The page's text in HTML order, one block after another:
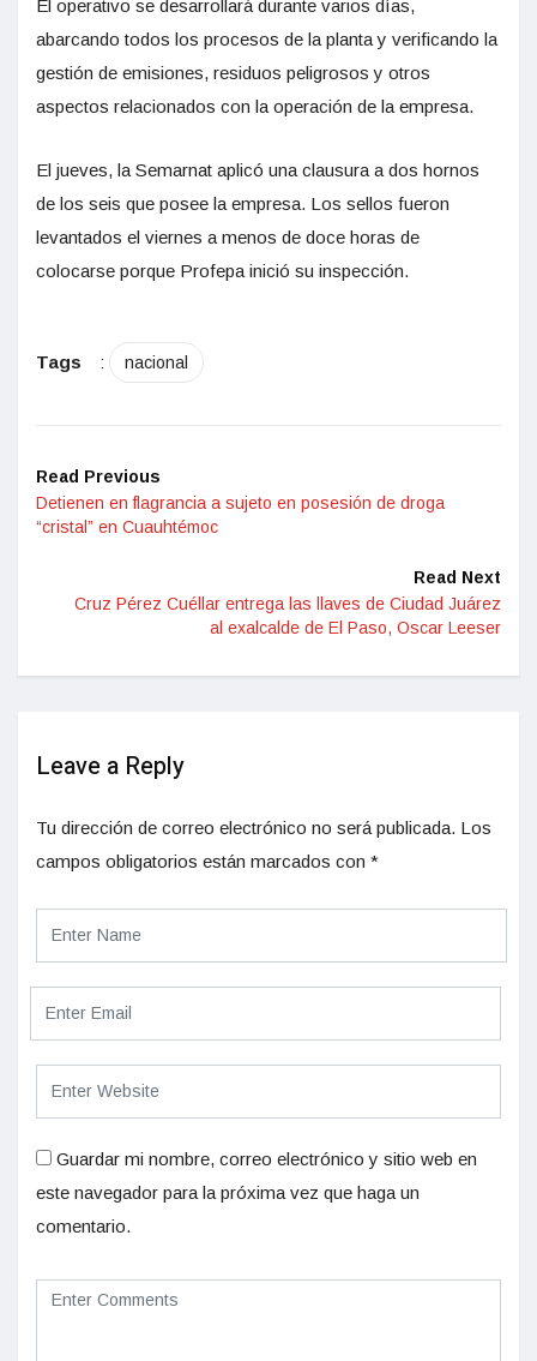
El operativo se desarrollará durante varios días,
abarcando todos los procesos de la planta y verificando la
gestión de emisiones, residuos peligrosos y otros
aspectos relacionados con la operación de la empresa.
El jueves, la Semarnat aplicó una clausura a dos hornos
de los seis que posee la empresa. Los sellos fueron
levantados el viernes a menos de doce horas de
colocarse porque Profepa inició su inspección.
Tags : nacional
Read Previous
Detienen en flagrancia a sujeto en posesión de droga
“cristal” en Cuauhtémoc
Read Next
Cruz Pérez Cuéllar entrega las llaves de Ciudad Juárez
al exalcalde de El Paso, Oscar Leeser
Leave a Reply
Tu dirección de correo electrónico no será publicada. Los
campos obligatorios están marcados con *
Guardar mi nombre, correo electrónico y sitio web en
este navegador para la próxima vez que haga un
comentario.